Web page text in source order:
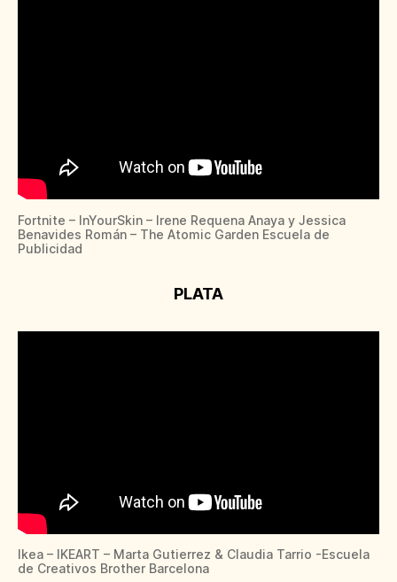
Fortnite – InYourSkin – Irene Requena Anaya y Jessica
Benavides Román – The Atomic Garden Escuela de
Publicidad
PLATA
Ikea – IKEART – Marta Gutierrez & Claudia Tarrio -Escuela
de Creativos Brother Barcelona